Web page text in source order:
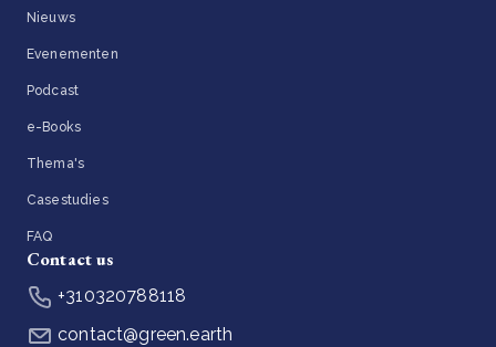
Nieuws
Evenementen
Podcast
e-Books
Thema's
Casestudies
FAQ
Contact us
+310320788118
contact@green.earth